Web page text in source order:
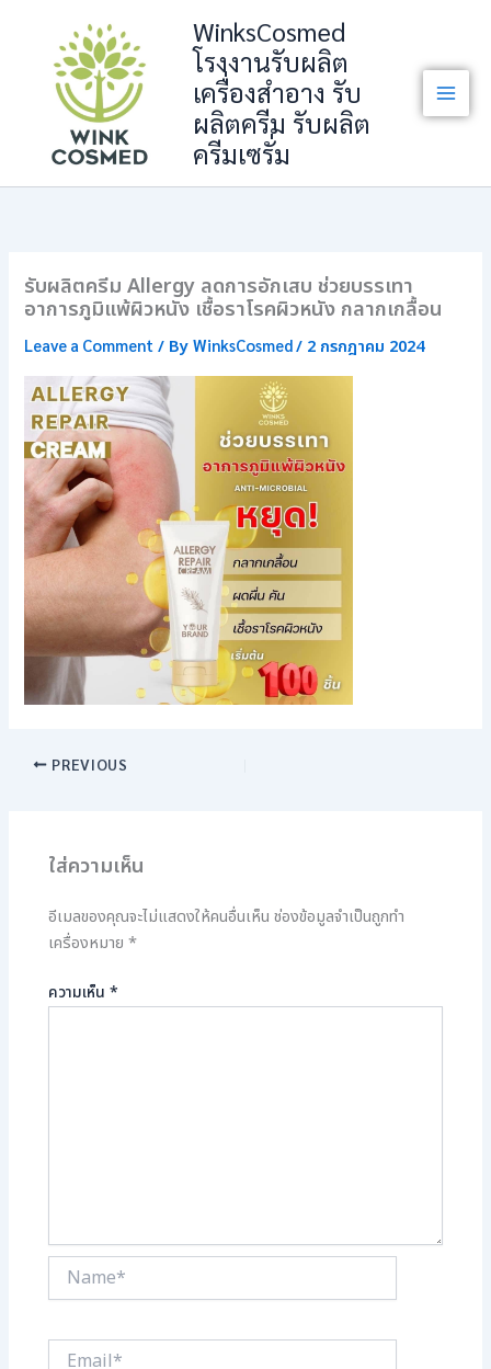
content
WinksCosmed
โรงงานรับผลิต
เครื่องสำอาง รับ
ผลิตครีม รับผลิต
ครีมเซรั่ม
รับผลิตครีม Allergy ลดการอักเสบ ช่วยบรรเทา
อาการภูมิแพ้ผิวหนัง เชื้อราโรคผิวหนัง กลากเกลื้อน
Leave a Comment / ByWinksCosmed/ 2 กรกฎาคม 2024
PREVIOUS
ใส่ความเห็น
อีเมลของคุณจะไม่แสดงให้คนอื่นเห็น ช่องข้อมูลจำเป็นถูกทำ
เครื่องหมาย*
ความเห็น*
Name*
Email*